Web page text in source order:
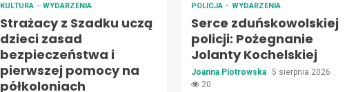
KULTURA WYDARZENIA
Strażacy z Szadku uczą
dzieci zasad
bezpieczeństwa i
pierwszej pomocy na
półkoloniach
POLICJA WYDARZENIA
Serce zduńskowolskiej
policji: Pożegnanie
Jolanty Kochelskiej
Joanna Piotrowska 5 sierpnia 2026
20